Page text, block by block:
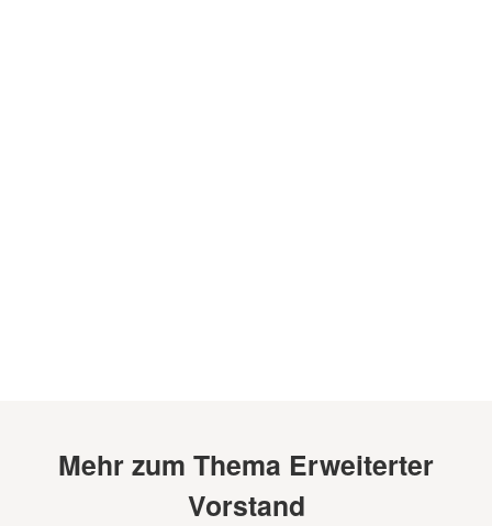
Mehr zum Thema Erweiterter
Vorstand